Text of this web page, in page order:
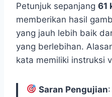
Petunjuk sepanjang 61
memberikan hasil
yang jauh lebih baik
yang berlebihan.
kata memiliki instruksi
Saran Pengujian